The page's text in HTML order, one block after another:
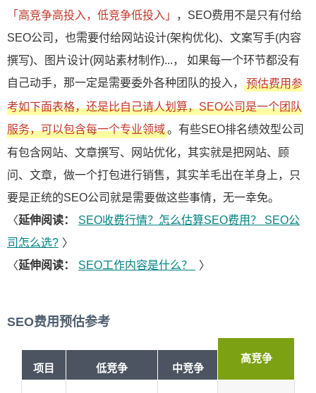
「高竞争高投入，低竞争低投入」
，SEO费用不是只有付给
SEO公司，也需要付给网站设计(架构优化)、文案写手(内容
撰写)、图片设计(网站素材制作)...， 如果每一个环节都没有
自己动手，那一定是需要委外各种团队的投入，
预估费用参
考如下面表格，还是比自己请人划算，SEO公司是一个团队
服务，可以包含每一个专业领域。有些SEO排名绩效型公司
有包含网站、文章撰写、网站优化，其实就是把网站、顾
问、文章，做一个打包进行销售，其实羊毛出在羊身上，只
要是正统的SEO公司就是需要做这些事情，无一幸免。
〈延伸阅读：
SEO收费行情？怎么估算SEO费用？ SEO公
司怎么选? 〉
〈延伸阅读： SEO工作内容是什么？ 〉
SEO费用预估参考
项目 低竞争 中竞争
高竞争